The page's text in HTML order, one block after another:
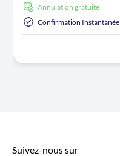
Annulation gratuite
Confirmation Instantanée
Suivez-nous sur